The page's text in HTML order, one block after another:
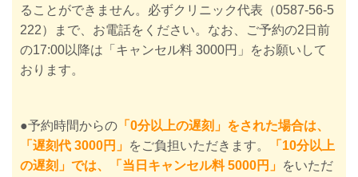
ることができません。必ずクリニック代表（0587-56-5
222）まで、お電話をください。なお、ご予約の2日前
の17:00以降は「キャンセル料 3000円」をお願いして
おります。
●予約時間からの 「0分以上の遅刻」をされた場合は、
「遅刻代 3000円」 をご負担いただきます。
「10分以上
の遅刻」では、「当日キャンセル料 5000円」 をいただ